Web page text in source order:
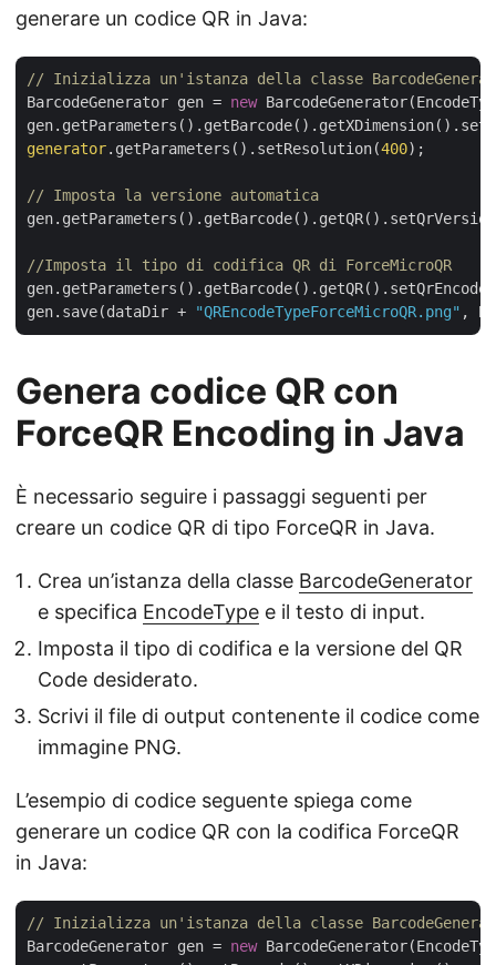
generare un codice QR in Java:
// Inizializza un'istanza della classe
BarcodeGenerator gen = new
generator.getParameters().setResolution(400);
// Imposta la versione automatica
//Imposta il tipo di codifica QR di ForceMicroQR
gen.save(dataDir +
"QREncodeTypeForceMicroQR.png"
Genera codice QR con
ForceQR Encoding in Java
È necessario seguire i passaggi seguenti per
creare un codice QR di tipo ForceQR in Java.
Crea un’istanza della classe BarcodeGenerator
e specifica EncodeType e il testo di input.
Imposta il tipo di codifica e la versione del QR
Code desiderato.
Scrivi il file di output contenente il codice come
immagine PNG.
L’esempio di codice seguente spiega come
generare un codice QR con la codifica ForceQR
in Java:
// Inizializza un'istanza della classe
BarcodeGenerator gen = new